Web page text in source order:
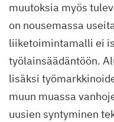
muutoksia myös
on nousemassa
liiketoimintamalli ei
työlainsäädäntöön.
lisäksi
muun muassa
uusien syntyminen